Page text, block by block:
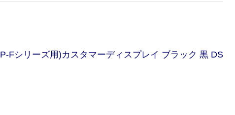
Fシリーズ用)カスタマーディスプレイ ブラック 黒 DS